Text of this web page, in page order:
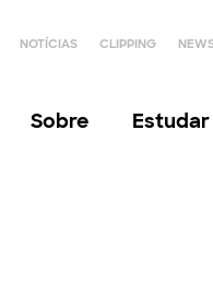
NOTÍCIAS CLIPPING
Sobre Estudar